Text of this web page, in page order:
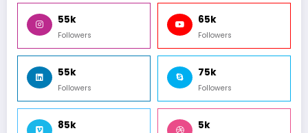
55k
Followers
65k
Followers
55k
Followers
75k
Followers
85k 5k